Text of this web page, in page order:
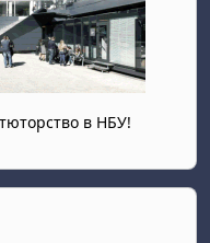
в НБУ!